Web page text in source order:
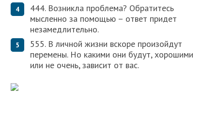
444. Возникла проблема? Обратитесь
мысленно за помощью – ответ придет
незамедлительно.
555. В личной жизни вскоре произойдут
перемены. Но какими они будут, хорошими
или не очень, зависит от вас.